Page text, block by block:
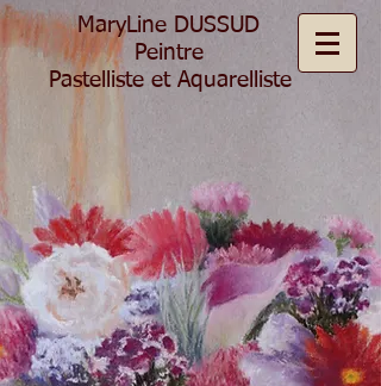
MaryLine DUSSUD
Peintre
Pastelliste et Aquarelliste